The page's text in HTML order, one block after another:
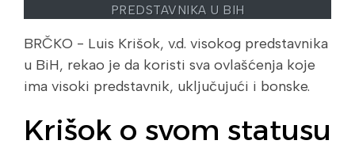
PREDSTAVNIKA U BIH
BRČKO - Luis Krišok, v.d. visokog predstavnika
u BiH, rekao je da koristi sva ovlašćenja koje
ima visoki predstavnik, uključujući i bonske.
Krišok o svom statusu